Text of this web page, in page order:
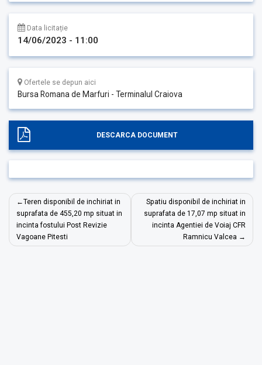
Data licitație
14/06/2023 - 11:00
Ofertele se depun aici
Bursa Romana de Marfuri - Terminalul Craiova
DESCARCA DOCUMENT
Navigare
în
articole
Teren disponibil de inchiriat in
suprafata de 455,20 mp situat in
incinta fostului Post Revizie
Vagoane Pitesti
Spatiu disponibil de inchiriat in
suprafata de 17,07 mp situat in
incinta Agentiei de Voiaj CFR
Ramnicu Valcea